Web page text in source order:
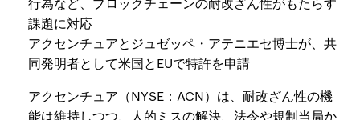
課題に対応
アクセンチュアとジュゼッペ・アテニエセ博士が、共
同発明者として米国とEUで特許を申請
アクセンチュア（NYSE：ACN）は、耐改ざん性の機
能は維持しつつ、人的ミスの解決、法令や規制当局か